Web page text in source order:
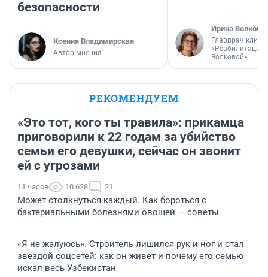
безопасности
Ксения Владимирская
Автор мнения
Ирина Волкова
Главврач
«Реабилитация
Волковой»
РЕКОМЕНДУЕМ
«Это тот, кого ты травила»: прикамца
приговорили к 22 годам за убийство
семьи его девушки, сейчас он звонит
ей с угрозами
11 часов 10 628 21
Может столкнуться каждый. Как бороться с
бактериальными болезнями овощей — советы
«Я не жалуюсь». Строитель лишился рук и ног и стал
звездой соцсетей: как он живет и почему его семью
искал весь Узбекистан